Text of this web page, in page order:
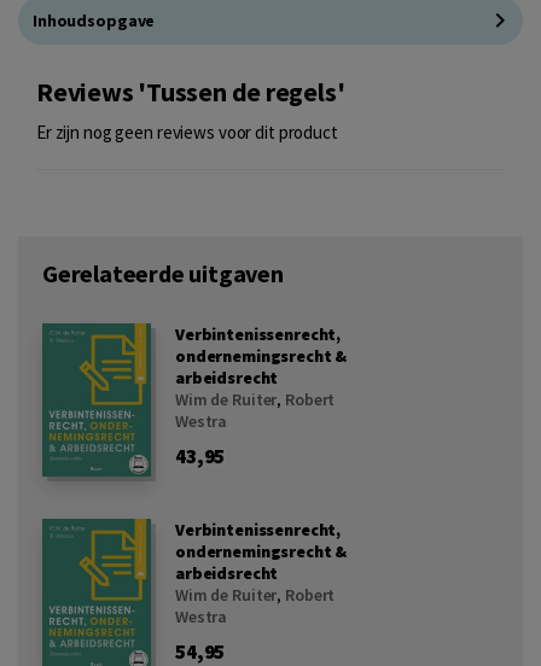
Inhoudsopgave
Reviews 'Tussen de regels'
Er zijn nog geen reviews voor dit product
Gerelateerde uitgaven
Verbintenissenrecht,
ondernemingsrecht &
arbeidsrecht
Wim de Ruiter, Robert
Westra
43,95
Verbintenissenrecht,
ondernemingsrecht &
arbeidsrecht
Wim de Ruiter, Robert
Westra
54,95